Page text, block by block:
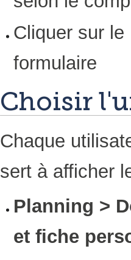
Cliquer sur
formulaire
Choisir
Chaque
sert à afficher
Planning >
et fiche